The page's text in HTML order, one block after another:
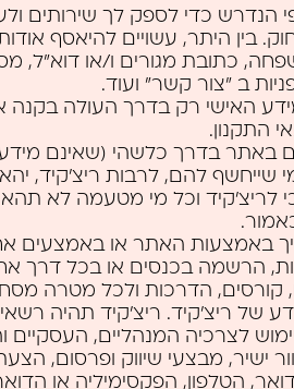
הנדרש כדי לספק לך שירותים
בין היתר, עשויים להיאסף
כתובת מגורים ו/או דוא"ל,
ב "צור קשר" ועוד.
האישי רק בדרך העולה
התקנון.
באתר בדרך כלשהי (שאינם מידע
מי שייחשף להם, לרבות ריצ’קיד,
לריצ’קיד וכל מי מטעמה לא
באמצעות האתר או באמצעים
הרשמה בכנסים או בכל דרך
קורסים, הדרכות ולכל מטרה
של ריצ’קיד. ריצ’קיד תהיה
הבאים: (1) שימוש לצרכיה המנהליים,
ישיר, מבצעי שיווק ופרסום,